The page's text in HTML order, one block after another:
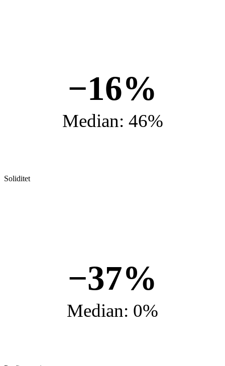
−16%
Median: 46%
Soliditet
−37%
Median: 0%